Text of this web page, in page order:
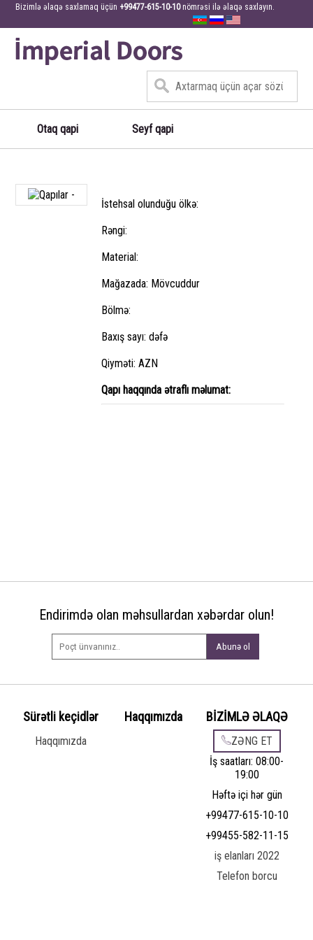
Bizimlə əlaqə saxlamaq üçün +99477-615-10-10nömrəsi ilə əlaqə saxlayın.
Otaq qapi Seyf qapi
İstehsal olunduğu ölkə:
Rəngi:
Material:
Mağazada: Mövcuddur
Bölmə:
Baxış sayı: dəfə
Qiyməti: AZN
Qapı haqqında ətraflı məlumat:
Endirimdə olan məhsullardan xəbərdar olun!
Abunə ol
Sürətli keçidlər
Haqqımızda
Haqqımızda BİZİMLƏ ƏLAQƏ
ZƏNG ET
İş saatları: 08:00-
19:00
Həftə içi hər gün
+99477-615-10-10
+99455-582-11-15
iş elanları 2022
Telefon borcu